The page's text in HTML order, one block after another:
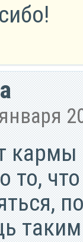
кармы
то,
таким